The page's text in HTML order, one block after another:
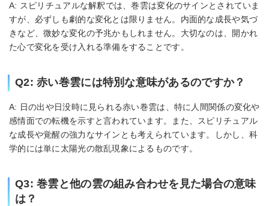
A: スピリチュアルな解釈では、巻雲は変化のサインとされていま
すが、必ずしも劇的な変化とは限りません。内面的な成長や気づ
きなど、微妙な変化の予兆かもしれません。大切なのは、開かれ
た心で変化を受け入れる準備をすることです。
Q2: 赤い巻雲には特別な意味があるのですか？
A: 日の出や日没時に見られる赤い巻雲は、特に人間関係の変化や
感情面での転機を示すと言われています。また、スピリチュアル
な成長や覚醒の強力なサインとも考えられています。しかし、科
学的には単に太陽光の散乱現象によるものです。
Q3: 巻雲と他の雲の組み合わせを見た場合の意味
は？